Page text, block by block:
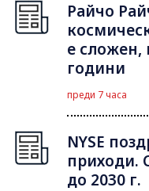
Райчо
е сложен,
години
преди 7 часа
NYSE
приходи.
до 2030 г.